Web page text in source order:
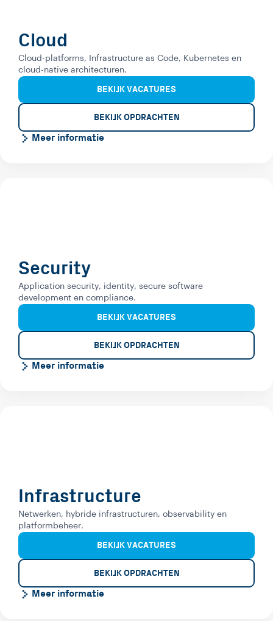
Cloud
Cloud-platforms, Infrastructure as Code, Kubernetes en
cloud-native architecturen.
BEKIJK VACATURES
BEKIJK OPDRACHTEN
Meer informatie
Security
Application security, identity, secure software
development en compliance.
BEKIJK VACATURES
BEKIJK OPDRACHTEN
Meer informatie
Infrastructure
Netwerken, hybride infrastructuren, observability en
platformbeheer.
BEKIJK VACATURES
BEKIJK OPDRACHTEN
Meer informatie